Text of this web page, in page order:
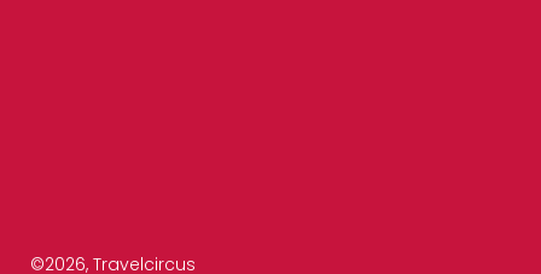
©2026, Travelcircus